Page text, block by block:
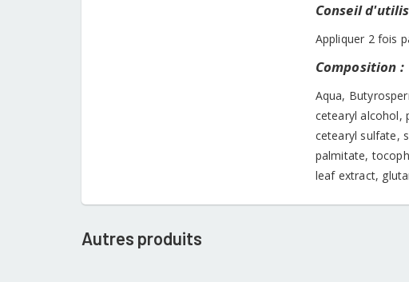
Conseil
Appliquer 2 fois
Composition :
Aqua,
cetearyl alcohol,
cetearyl sulfate,
palmitate,
leaf extract,
Autres produits